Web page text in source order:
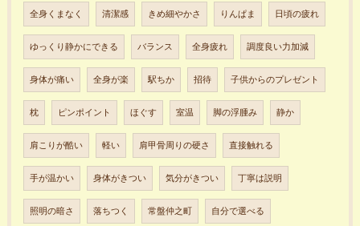
全身くまなく 清潔感 きめ細やかさ りんぱま 日頃の疲れ
ゆっくり静かにできる バランス 全身疲れ 調度良い力加減
身体が痛い 全身が楽 駅ちか 招待 子供からのプレゼント
枕 ピンポイント ほぐす 室温 脚の浮腫み 静か
肩こりが酷い 軽い 肩甲骨周りの硬さ 直接触れる
手が温かい 身体がきつい 気分がきつい 丁寧は説明
照明の暗さ 落ちつく 常盤仲之町 自分で選べる